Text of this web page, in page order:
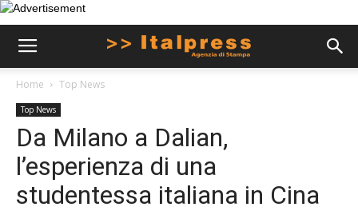
Home Top News
Top News
Da Milano a Dalian,
l’esperienza di una
studentessa italiana in Cina